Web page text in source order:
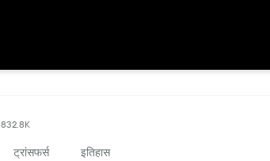
832.8K
ट्रांसफर्स इतिहास